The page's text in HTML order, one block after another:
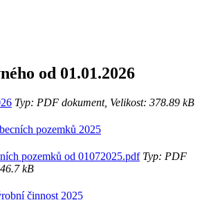
od 01.01.2026
Typ: PDF dokument, Velikost: 378.89 kB
pozemků od 01072025.pdfTyp: PDF
kB